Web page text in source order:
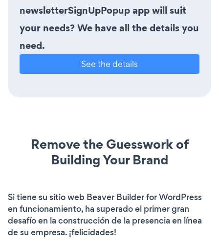
newsletterSignUpPopup app will suit
your needs? We have all the details you
need.
See the details
Remove the Guesswork of
Building Your Brand
Si tiene su sitio web Beaver Builder for WordPress
en funcionamiento, ha superado el primer gran
desafío en la construcción de la presencia en línea
de su empresa. ¡felicidades!